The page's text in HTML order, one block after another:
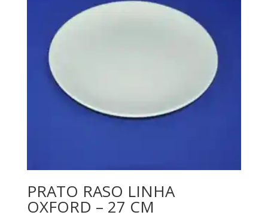
PRATO RASO LINHA
OXFORD – 27 CM